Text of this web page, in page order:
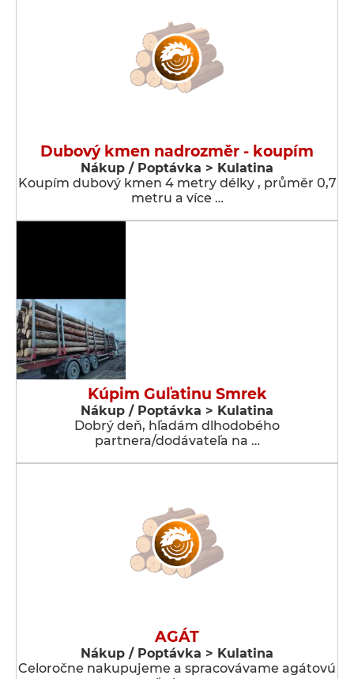
Dubový kmen nadrozměr - koupím
Nákup / Poptávka > Kulatina
Koupím dubový kmen 4 metry délky , průměr 0,7
metru a více …
Kúpim Guľatinu Smrek
Nákup / Poptávka > Kulatina
Dobrý deň, hľadám dlhodobého
partnera/dodávateľa na …
AGÁT
Nákup / Poptávka > Kulatina
Celoročne nakupujeme a spracovávame agátovú